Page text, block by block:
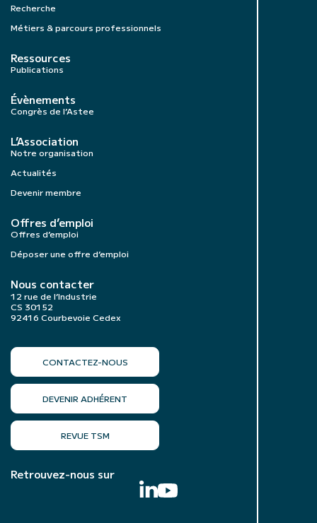
Recherche
Métiers & parcours professionnels
Ressources
Publications
Évènements
Congrès de l’Astee
L’Association
Notre organisation
Actualités
Devenir membre
Offres d’emploi
Offres d’emploi
Déposer une offre d’emploi
Nous contacter
12 rue de l’Industrie
CS 30152
92416 Courbevoie Cedex
CONTACTEZ-NOUS
DEVENIR ADHÉRENT
REVUE TSM
Retrouvez-nous sur